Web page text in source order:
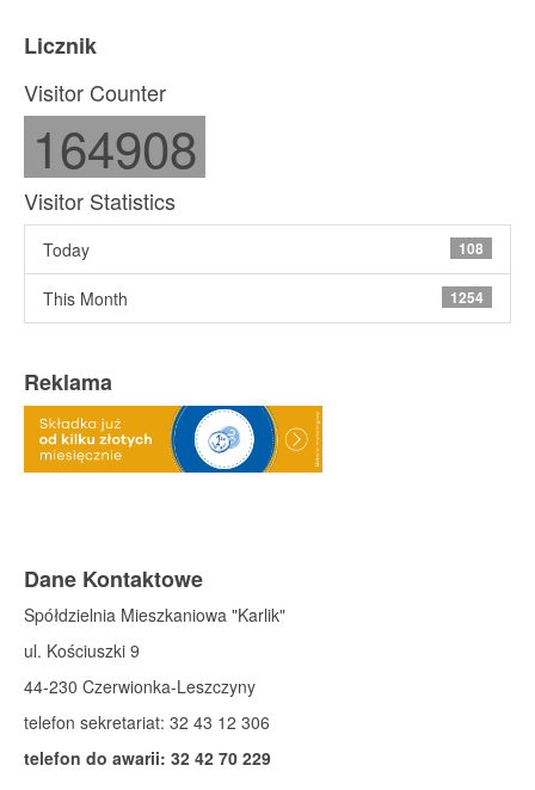
Licznik
Visitor Counter
164908
Visitor Statistics
Today 108
This Month 1254
Reklama
Dane Kontaktowe
Spółdzielnia Mieszkaniowa "Karlik"
ul. Kościuszki 9
44-230 Czerwionka-Leszczyny
telefon sekretariat: 32 43 12 306
telefon do awarii: 32 42 70 229